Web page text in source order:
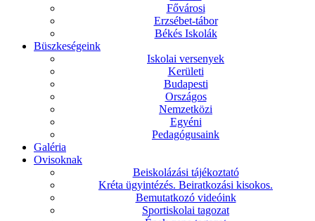
Fővárosi
Erzsébet-tábor
Békés Iskolák
Büszkeségeink
Iskolai versenyek
Kerületi
Budapesti
Országos
Nemzetközi
Egyéni
Pedagógusaink
Galéria
Ovisoknak
Beiskolázási tájékoztató
Kréta ügyintézés. Beiratkozási kisokos.
Bemutatkozó videóink
Sportiskolai tagozat